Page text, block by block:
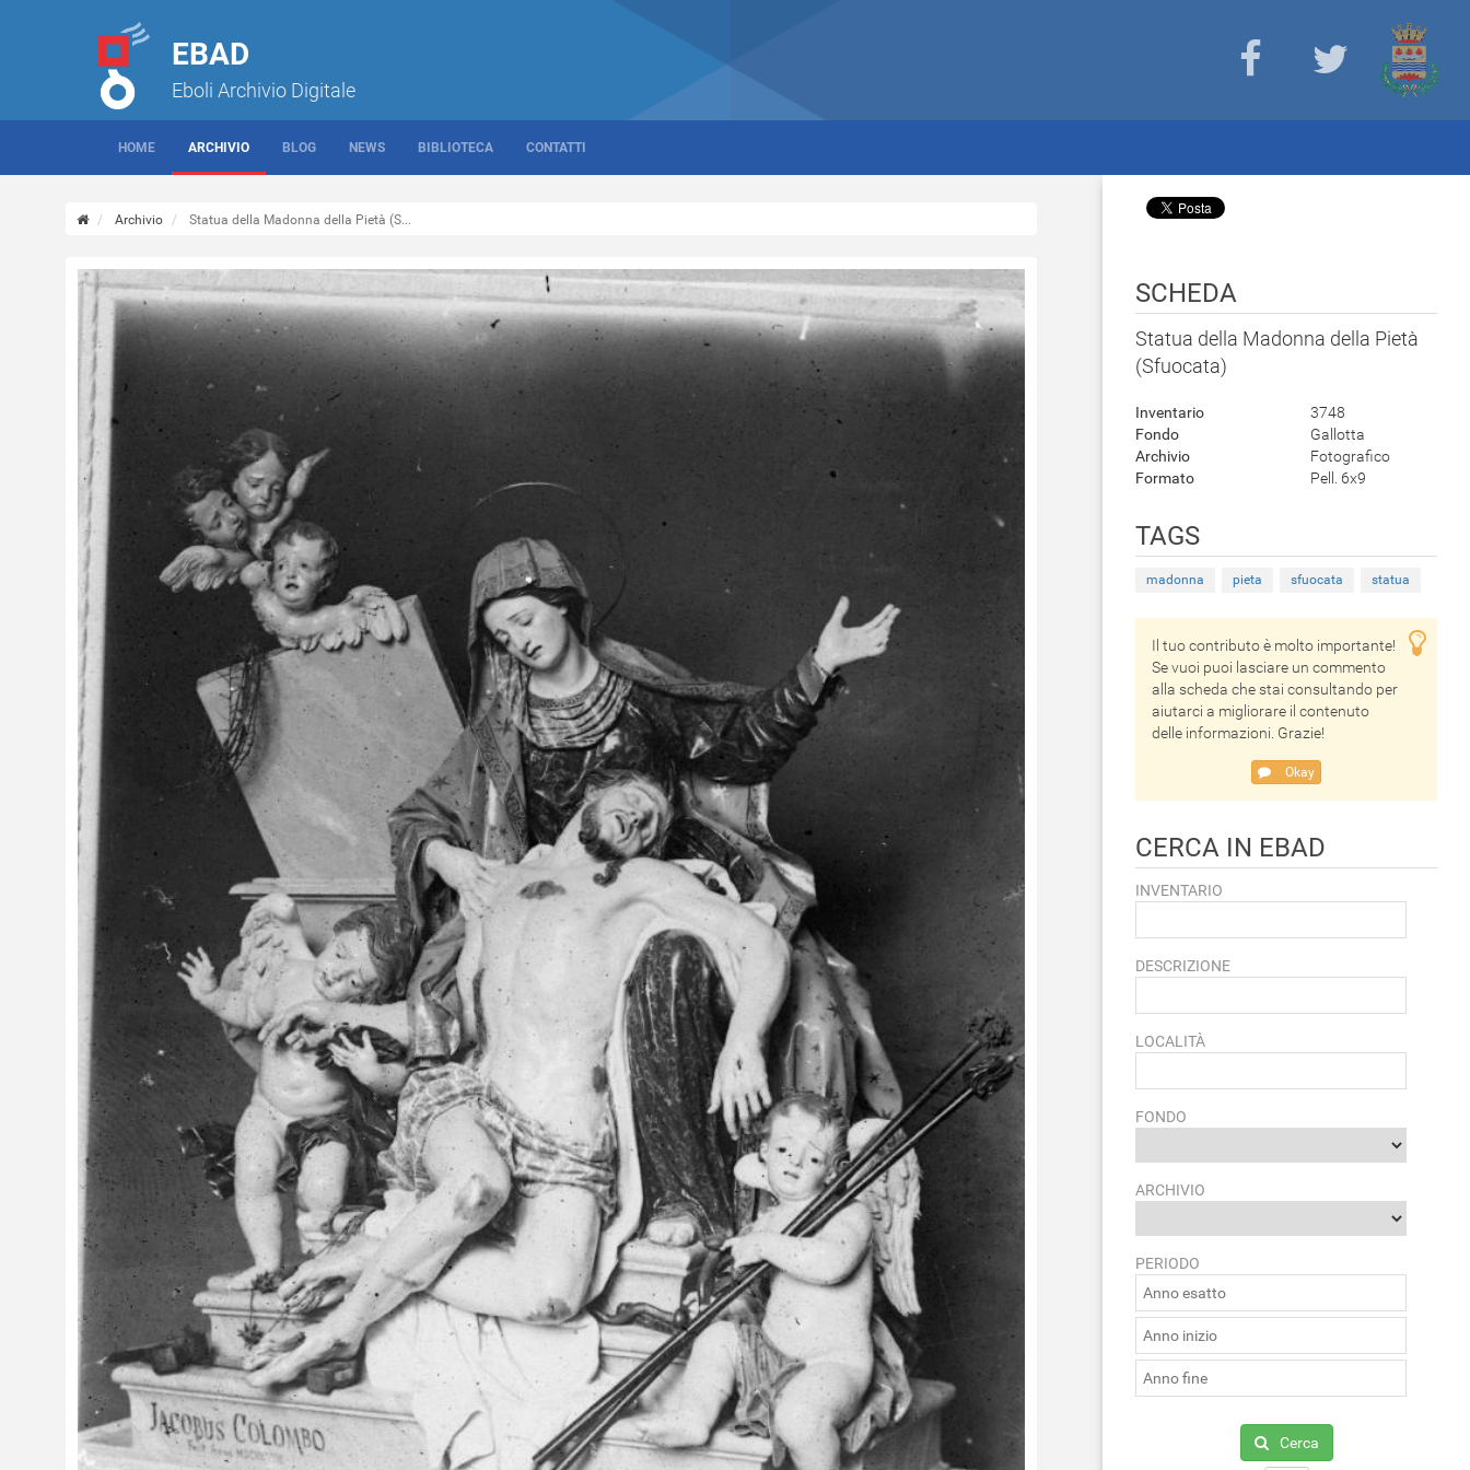
EBAD
Eboli Archivio Digitale
HOME ARCHIVIO BLOG NEWS BIBLIOTECA CONTATTI
Archivio Statua della Madonna della Pietà (S...
SCHEDA
Statua della Madonna della Pietà
(Sfuocata)
Inventario
3748
Fondo
Gallotta
Archivio
Fotografico
Formato
Pell. 6x9
TAGS
madonna pieta sfuocata statua
Il tuo contributo è molto importante!
Se vuoi puoi lasciare un commento
alla scheda che stai consultando per
aiutarci a migliorare il contenuto
delle informazioni. Grazie!
Okay
CERCA IN EBAD
INVENTARIO
DESCRIZIONE
LOCALITÀ
FONDO
ARCHIVIO
PERIODO
Cerca